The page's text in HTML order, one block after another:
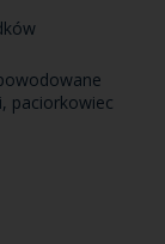
paciorkowiec